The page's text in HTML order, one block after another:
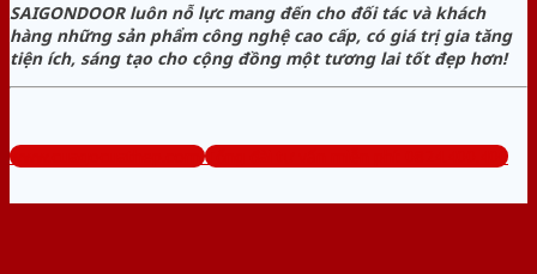
SAIGONDOOR luôn nỗ lực mang đến cho đối tác và khách
hàng những sản phẩm công nghệ cao cấp, có giá trị gia tăng
tiện ích, sáng tạo cho cộng đồng một tương lai tốt đẹp hơn!
www.cuagocuathep.com Tổng đài tư vấn miễn phí: 0824.400.400